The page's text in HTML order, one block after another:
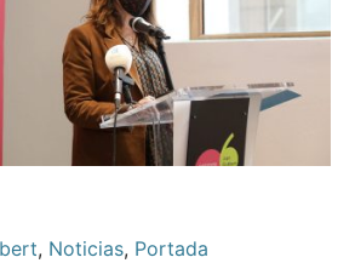
, Noticias, Portada